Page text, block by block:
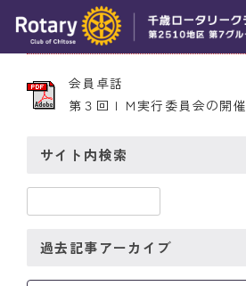
トピックス
例会報告
活動報告
理事会報告
2013年2月21日 第2138号
会員卓話
第３回ＩＭ実行委員会の開催
サイト内検索
過去記事アーカイブ